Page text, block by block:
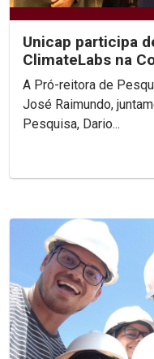
Unicap participa
ClimateLabs na
A Pró-reitora de
José Raimundo,
Pesquisa, Dario...